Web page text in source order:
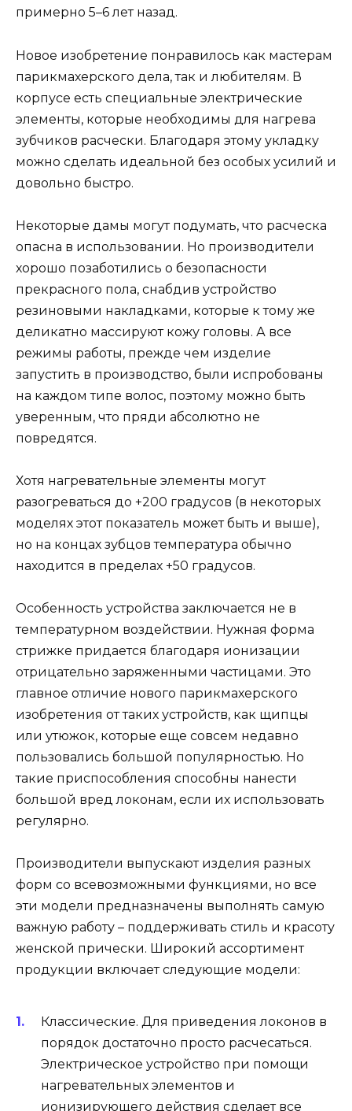
примерно 5–6 лет назад.
Новое изобретение понравилось как мастерам
парикмахерского дела, так и любителям. В
корпусе есть специальные электрические
элементы, которые необходимы для нагрева
зубчиков расчески. Благодаря этому укладку
можно сделать идеальной без особых усилий и
довольно быстро.
Некоторые дамы могут подумать, что расческа
опасна в использовании. Но производители
хорошо позаботились о безопасности
прекрасного пола, снабдив устройство
резиновыми накладками, которые к тому же
деликатно массируют кожу головы. А все
режимы работы, прежде чем изделие
запустить в производство, были испробованы
на каждом типе волос, поэтому можно быть
уверенным, что пряди абсолютно не
повредятся.
Хотя нагревательные элементы могут
разогреваться до +200 градусов (в некоторых
моделях этот показатель может быть и выше),
но на концах зубцов температура обычно
находится в пределах +50 градусов.
Особенность устройства заключается не в
температурном воздействии. Нужная форма
стрижке придается благодаря ионизации
отрицательно заряженными частицами. Это
главное отличие нового парикмахерского
изобретения от таких устройств, как щипцы
или утюжок, которые еще совсем недавно
пользовались большой популярностью. Но
такие приспособления способны нанести
большой вред локонам, если их использовать
регулярно.
Производители выпускают изделия разных
форм со всевозможными функциями, но все
эти модели предназначены выполнять самую
важную работу – поддерживать стиль и красоту
женской прически. Широкий ассортимент
продукции включает следующие модели:
Классические. Для приведения локонов в
порядок достаточно просто расчесаться.
Электрическое устройство при помощи
нагревательных элементов и
ионизирующего действия сделает все